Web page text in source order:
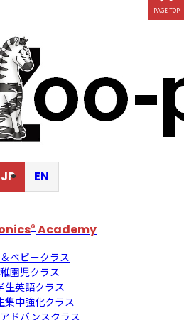
PAGE TOP
JP EN
® Academy
ベビークラス
園児クラス
生英語クラス
集中強化クラス
ドバンスクラス